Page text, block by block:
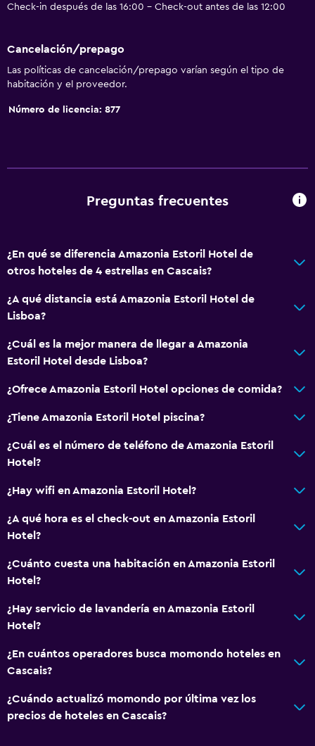
Check-in después de las 16:00 - Check-out antes de las 12:00
Cancelación/prepago
Las políticas de cancelación/prepago varían según el tipo de
habitación y el proveedor.
Número de licencia: 877
Preguntas frecuentes
¿En qué se diferencia Amazonia Estoril Hotel de
otros hoteles de 4 estrellas en Cascais?
¿A qué distancia está Amazonia Estoril Hotel de
Lisboa?
¿Cuál es la mejor manera de llegar a Amazonia
Estoril Hotel desde Lisboa?
¿Ofrece Amazonia Estoril Hotel opciones de comida?
¿Tiene Amazonia Estoril Hotel piscina?
¿Cuál es el número de teléfono de Amazonia Estoril
Hotel?
¿Hay wifi en Amazonia Estoril Hotel?
¿A qué hora es el check-out en Amazonia Estoril
Hotel?
¿Cuánto cuesta una habitación en Amazonia Estoril
Hotel?
¿Hay servicio de lavandería en Amazonia Estoril
Hotel?
¿En cuántos operadores busca momondo hoteles en
Cascais?
¿Cuándo actualizó momondo por última vez los
precios de hoteles en Cascais?